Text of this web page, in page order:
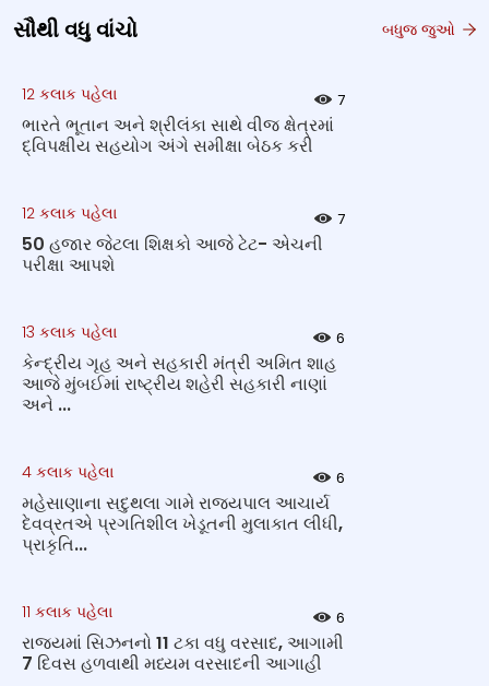
સૌથી વધુ વાંચો બધુજ જુઓ
12 કલાક પહેલા 7
ભારતે ભૂતાન અને શ્રીલંકા સાથે વીજ ક્ષેત્રમાં
દ્વિપક્ષીય સહયોગ અંગે સમીક્ષા બેઠક કરી
12 કલાક પહેલા 7
50 હજાર જેટલા શિક્ષકો આજે ટેટ- એચની
પરીક્ષા આપશે
13 કલાક પહેલા 6
કેન્દ્રીય ગૃહ અને સહકારી મંત્રી અમિત શાહ
આજે મુંબઈમાં રાષ્ટ્રીય શહેરી સહકારી નાણાં
અને ...
4 કલાક પહેલા 6
મહેસાણાના સદુથલા ગામે રાજ્યપાલ આચાર્ય
દેવવ્રતએ પ્રગતિશીલ ખેડૂતની મુલાકાત લીધી,
પ્રાકૃતિ...
11 કલાક પહેલા 6
રાજ્યમાં સિઝનનો 11 ટકા વધુ વરસાદ, આગામી
7 દિવસ હળવાથી મધ્યમ વરસાદની આગાહી